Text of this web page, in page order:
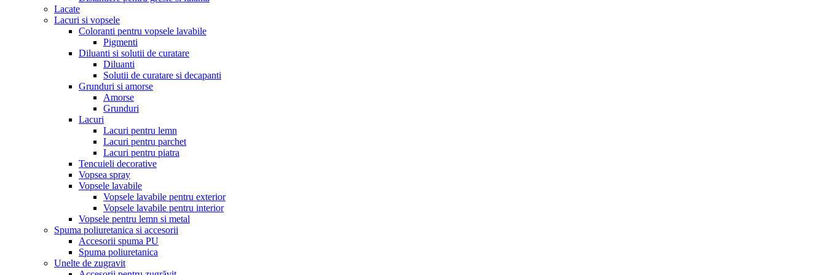
Lacate
Lacuri si vopsele
Coloranti pentru vopsele lavabile
Pigmenti
Diluanti si solutii de curatare
Diluanti
Solutii de curatare si decapanti
Grunduri si amorse
Amorse
Grunduri
Lacuri
Lacuri pentru lemn
Lacuri pentru parchet
Lacuri pentru piatra
Tencuieli decorative
Vopsea spray
Vopsele lavabile
Vopsele lavabile pentru exterior
Vopsele lavabile pentru interior
Vopsele pentru lemn si metal
Spuma poliuretanica si accesorii
Accesorii spuma PU
Spuma poliuretanica
Unelte de zugravit